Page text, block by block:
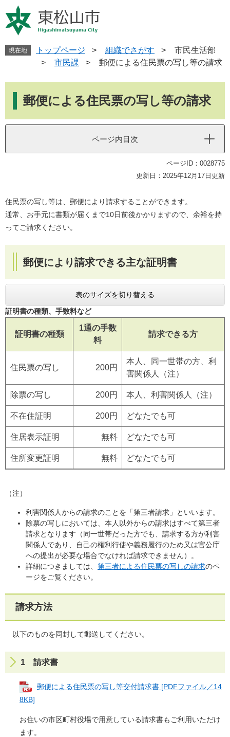
ー
ジ
す
ニ
ュ
し
へ
現在地 トップページ > 組織でさがす >
市民生活部
>
市民課 > 郵便による住民票の写し等の請求
郵便による住民票の写し等の請求
ページ内目次
ページID：0028775
更新日：2025年12月17日更新
住民票の写し等は、郵便により請求することができます。
通常、お手元に書類が届くまで10日前後かかりますので、余裕を持
ってご請求ください。
郵便により請求できる主な証明書
表のサイズを切り替える
証明書の種類、手数料など
証明書の種類
1通の手数
料
請求できる方
住民票の写し 200円
本人、同一世帯の方、利
害関係人（注）
除票の写し 200円 本人、利害関係人（注）
不在住証明 200円 どなたでも可
住居表示証明 無料 どなたでも可
住所変更証明 無料 どなたでも可
（注）
利害関係人からの請求のことを「第三者請求」といいます。
除票の写しにおいては、本人以外からの請求はすべて第三者
請求となります（同一世帯だった方でも、請求する方が利害
関係人であり、自己の権利行使や義務履行のため又は官公庁
への提出が必要な場合でなければ請求できません）。
詳細につきましては、 第三者による住民票の写しの請求のペ
ージをご覧ください。
請求方法
以下のものを同封して郵送してください。
1 請求書
郵便による住民票の写し等交付請求書 [PDFファイル／14
8KB]
お住いの市区町村役場で用意している請求書もご利用いただけ
ます。